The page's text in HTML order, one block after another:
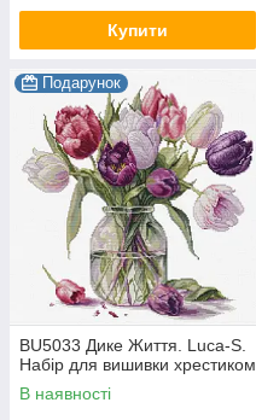
Купити
Подарунок
BU5033 Дике Життя. Luca-S.
Набір для вишивки хрестиком
В наявності